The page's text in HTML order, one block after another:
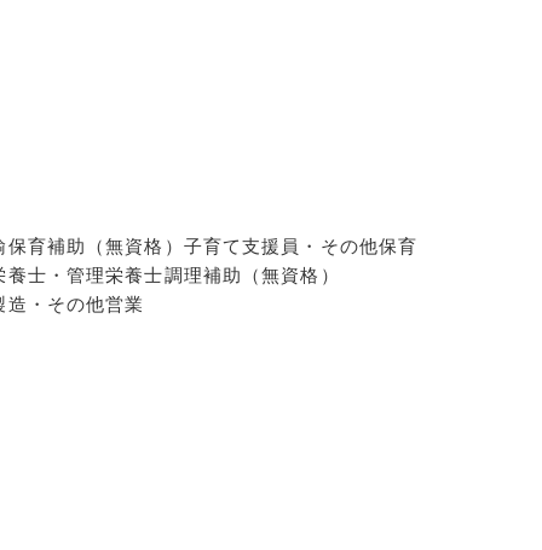
保育補助（無資格） 子育て支援員・その他保育
養士・管理栄養士調理補助（無資格）
造・その他営業